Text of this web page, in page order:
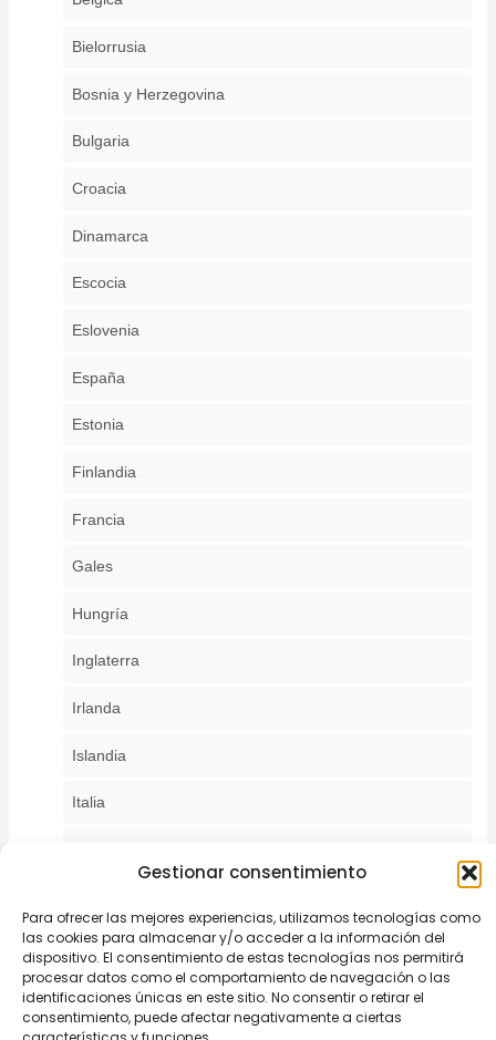
Gestionar consentimiento
Para ofrecer las mejores experiencias, utilizamos tecnologías como
las cookies para almacenar y/o acceder a la información del
dispositivo. El consentimiento de estas tecnologías nos permitirá
procesar datos como el comportamiento de navegación o las
identificaciones únicas en este sitio. No consentir o retirar el
consentimiento, puede afectar negativamente a ciertas
Bielorrusia
Bosnia y Herzegovina
Bulgaria
Croacia
Dinamarca
Escocia
Eslovenia
España
Estonia
Finlandia
Francia
Gales
Hungría
Inglaterra
Irlanda
Islandia
Italia
Malta
Mónaco